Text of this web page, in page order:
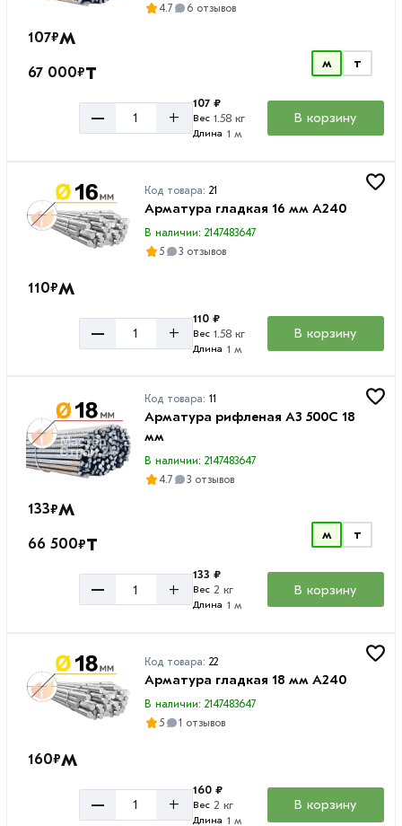
4.7
6 отзывов
107₽м
67 000₽т м т
– +
107 ₽
Вес 1.58 кг
Длина 1 м
В корзину
Код товара:21
Арматура гладкая 16 мм A240
В наличии: 2147483647
5
3 отзывов
110₽м
– +
110 ₽
Вес 1.58 кг
Длина 1 м
В корзину
Код товара: 11
Арматура рифленая А3 500С 18
мм
В наличии: 2147483647
4.7
3 отзывов
133₽м
66 500₽т м т
– +
133 ₽
Вес 2 кг
Длина 1 м
В корзину
Код товара:22
Арматура гладкая 18 мм A240
В наличии: 2147483647
5
1 отзывов
160₽м
– +
160 ₽
Вес 2 кг
Длина 1 м
В корзину